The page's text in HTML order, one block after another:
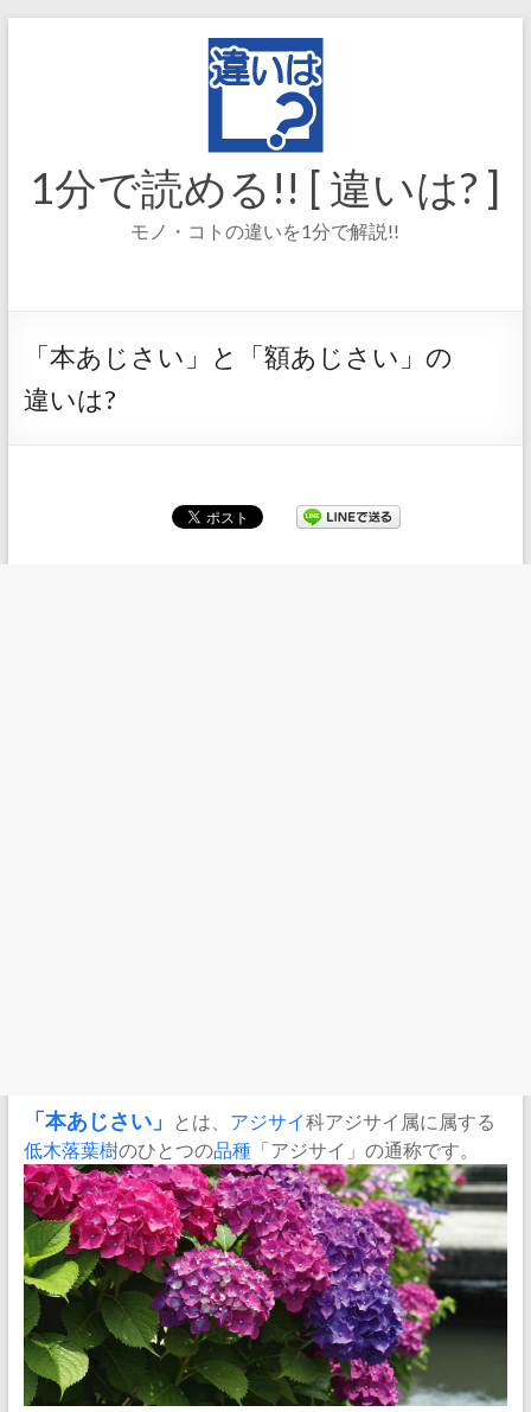
1分で読める!! [ 違いは? ]
モノ・コトの違いを1分で解説!!
「本あじさい」と「額あじさい」の
違いは?
「 本あじさい」 とは、 アジサイ科アジサイ属に属する
低木落葉樹のひとつの品種「アジサイ」の通称です。